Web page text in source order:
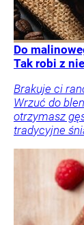
Do
Tak robi z
Brakuje ci
Wrzuć do
otrzymasz
tradycyjne